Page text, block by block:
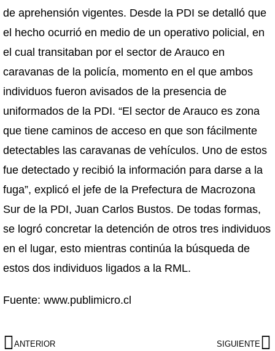
de aprehensión vigentes. Desde la PDI se detalló que
el hecho ocurrió en medio de un operativo policial, en
el cual transitaban por el sector de Arauco en
caravanas de la policía, momento en el que ambos
individuos fueron avisados de la presencia de
uniformados de la PDI. “El sector de Arauco es zona
que tiene caminos de acceso en que son fácilmente
detectables las caravanas de vehículos. Uno de estos
fue detectado y recibió la información para darse a la
fuga”, explicó el jefe de la Prefectura de Macrozona
Sur de la PDI, Juan Carlos Bustos. De todas formas,
se logró concretar la detención de otros tres individuos
en el lugar, esto mientras continúa la búsqueda de
estos dos individuos ligados a la RML.
Fuente: www.publimicro.cl
ANTERIOR SIGUIENTE